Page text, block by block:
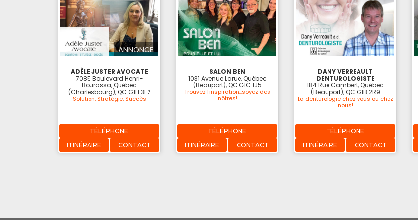
ANNONCE
ADÈLE JUSTER AVOCATE
7085 Boulevard Henri-
Bourassa, Québec
(Charlesbourg), QC G1H 3E2
Solution, Stratégie, Succès
TÉLÉPHONE
ITINÉRAIRE
CONTACT
SALON BEN
1031 Avenue Larue, Québec
(Beauport), QC G1C 1J5
Trouvez l'inspiration...soyez des
nôtres!
TÉLÉPHONE
ITINÉRAIRE
CONTACT
DANY VERREAULT
DENTUROLOGISTE
184 Rue Cambert, Québec
(Beauport), QC G1B 2R9
La denturologie chez vous ou chez
nous!
TÉLÉPHONE
ITINÉRAIRE
CONTACT